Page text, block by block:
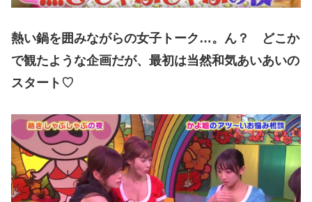
熱い鍋を囲みながらの女子トーク…。ん？ どこか
で観たような企画だが、最初は当然和気あいあいの
スタート♡